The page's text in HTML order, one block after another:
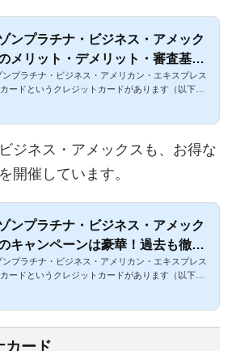
ンプラチナ・ビジネス・アメック
メリット・デメリット・審査基準
め
ンプラチナ・ビジネス・アメリカン・エキスプレス
ードというクレジットカードがあります（以下セ
ジネス・アメックスも、お得な
開催しています。
ンプラチナ・ビジネス・アメック
キャンペーンは豪華！過去も徹底
ンプラチナ・ビジネス・アメリカン・エキスプレス
ードというクレジットカードがあります（以下セ
カード